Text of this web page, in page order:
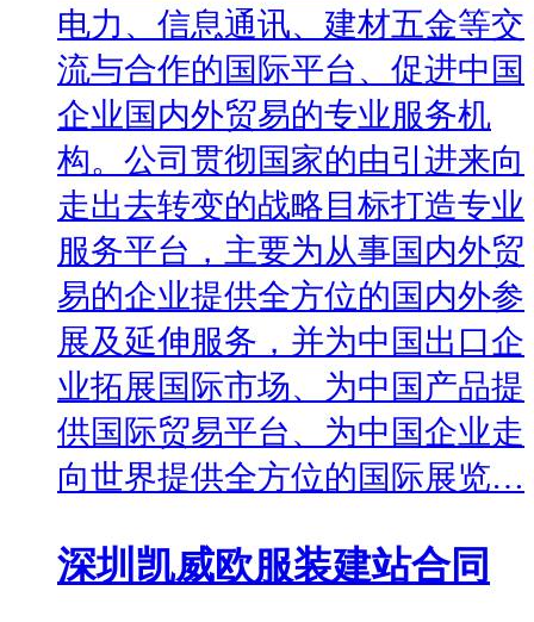
电力、信息通讯、建材五金等交
流与合作的国际平台、促进中国
企业国内外贸易的专业服务机
构。公司贯彻国家的由引进来向
走出去转变的战略目标打造专业
服务平台，主要为从事国内外贸
易的企业提供全方位的国内外参
展及延伸服务，并为中国出口企
业拓展国际市场、为中国产品提
供国际贸易平台、为中国企业走
向世界提供全方位的国际展览…
深圳凯威欧服装建站合同